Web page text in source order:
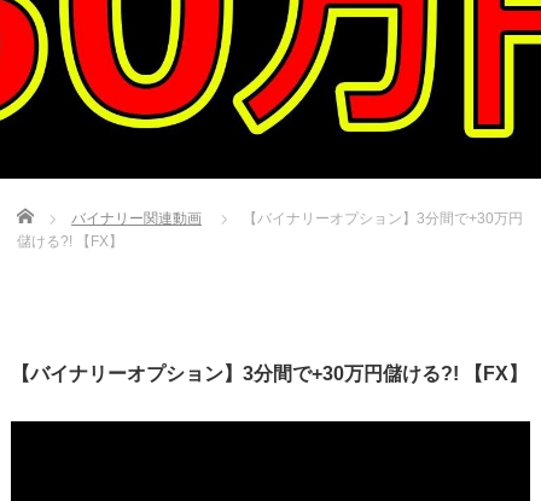
Home バイナリー関連動画
【バイナリーオプション】3分間で+30万円
儲ける?! 【FX】
【バイナリーオプション】3分間で+30万円儲ける?! 【FX】